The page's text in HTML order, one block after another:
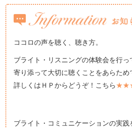
ココロの声を聴く、聴き方。
ブライト・リスニングの体験会を行っ
寄り添って大切に聴くことをあらため
詳しくはＨＰからどうぞ！こちら
ブライト・コミュニケーションの実